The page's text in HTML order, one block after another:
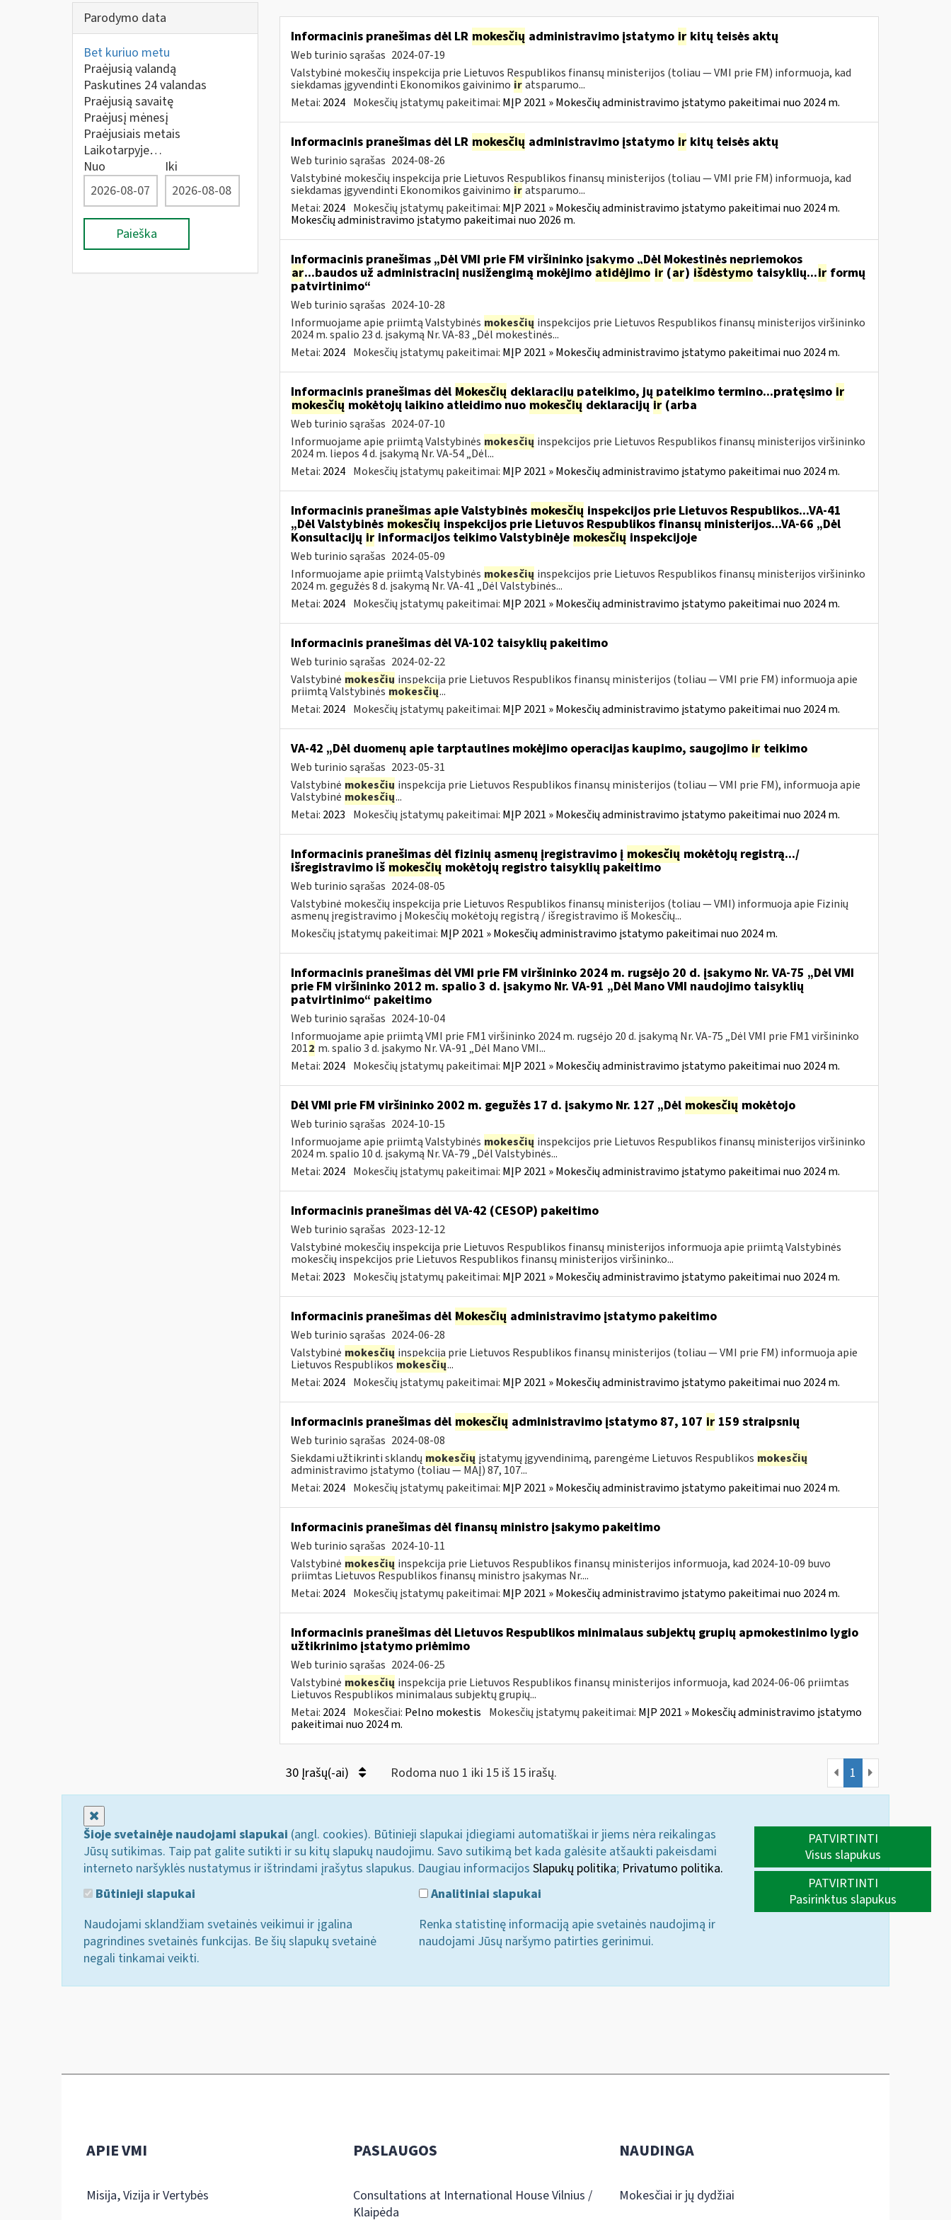
Parodymo data
Bet kuriuo metu
Praėjusią valandą
Paskutines 24 valandas
Praėjusią savaitę
Praėjusį mėnesį
Praėjusiais metais
Laikotarpyje…
Nuo
Iki
Paieška
Informacinis pranešimas dėl LR mokesčių administravimo įstatymo irkitų teisės aktų
Web turinio sąrašas 2024-07-19
Valstybinė mokesčių inspekcija prie Lietuvos Respublikos finansų ministerijos (toliau — VMI prie FM) informuoja, kad
siekdamas įgyvendinti Ekonomikos gaivinimo ir atsparumo...
Metai: 2024 Mokesčių įstatymų pakeitimai: MĮP 2021 » Mokesčių administravimo įstatymo pakeitimai nuo 2024 m.
Informacinis pranešimas dėl LR mokesčių administravimo įstatymo irkitų teisės aktų
Web turinio sąrašas 2024-08-26
Valstybinė mokesčių inspekcija prie Lietuvos Respublikos finansų ministerijos (toliau — VMI prie FM) informuoja, kad
siekdamas įgyvendinti Ekonomikos gaivinimo ir atsparumo...
Metai: 2024 Mokesčių įstatymų pakeitimai: MĮP 2021 » Mokesčių administravimo įstatymo pakeitimai nuo 2024 m.
Mokesčių administravimo įstatymo pakeitimai nuo 2026 m.
Informacinis pranešimas „Dėl VMI prie FM viršininko įsakymo „Dėl Mokestinės nepriemokos
ar...baudos už administracinį nusižengimą mokėjimo atidėjimo ir(ar) išdėstymo taisyklių...irformų
patvirtinimo“
Web turinio sąrašas 2024-10-28
Informuojame apie priimtą Valstybinės mokesčių inspekcijos prie Lietuvos Respublikos finansų ministerijos viršininko
2024 m. spalio 23 d. įsakymą Nr. VA-83 „Dėl mokestinės...
Metai: 2024 Mokesčių įstatymų pakeitimai: MĮP 2021 » Mokesčių administravimo įstatymo pakeitimai nuo 2024 m.
Informacinis pranešimas dėl Mokesčių deklaracijų pateikimo, jų pateikimo termino...pratęsimo ir
mokesčių mokėtojų laikino atleidimo nuo mokesčių deklaracijų ir(arba
Web turinio sąrašas 2024-07-10
Informuojame apie priimtą Valstybinės mokesčių inspekcijos prie Lietuvos Respublikos finansų ministerijos viršininko
2024 m. liepos 4 d. įsakymą Nr. VA-54 „Dėl...
Metai: 2024 Mokesčių įstatymų pakeitimai: MĮP 2021 » Mokesčių administravimo įstatymo pakeitimai nuo 2024 m.
Informacinis pranešimas apie Valstybinės mokesčių inspekcijos prie Lietuvos Respublikos...VA-41
„Dėl Valstybinės mokesčių inspekcijos prie Lietuvos Respublikos finansų ministerijos...VA-66 „Dėl
Konsultacijų irinformacijos teikimo Valstybinėje mokesčių inspekcijoje
Web turinio sąrašas 2024-05-09
Informuojame apie priimtą Valstybinės mokesčių inspekcijos prie Lietuvos Respublikos finansų ministerijos viršininko
2024 m. gegužės 8 d. įsakymą Nr. VA-41 „Dėl Valstybinės...
Metai: 2024 Mokesčių įstatymų pakeitimai: MĮP 2021 » Mokesčių administravimo įstatymo pakeitimai nuo 2024 m.
Informacinis pranešimas dėl VA-102 taisyklių pakeitimo
Web turinio sąrašas 2024-02-22
Valstybinė mokesčių inspekcija prie Lietuvos Respublikos finansų ministerijos (toliau ― VMI prie FM) informuoja apie
priimtą Valstybinėsmokesčių...
Metai: 2024 Mokesčių įstatymų pakeitimai: MĮP 2021 » Mokesčių administravimo įstatymo pakeitimai nuo 2024 m.
VA-42 „Dėl duomenų apie tarptautines mokėjimo operacijas kaupimo, saugojimo irteikimo
Web turinio sąrašas 2023-05-31
Valstybinė mokesčių inspekcija prie Lietuvos Respublikos finansų ministerijos (toliau ― VMI prie FM), informuoja apie
Valstybinė mokesčių...
Metai: 2023 Mokesčių įstatymų pakeitimai: MĮP 2021 » Mokesčių administravimo įstatymo pakeitimai nuo 2024 m.
Informacinis pranešimas dėl fizinių asmenų įregistravimo į mokesčių mokėtojų registrą.../
išregistravimo iš mokesčių mokėtojų registro taisyklių pakeitimo
Web turinio sąrašas 2024-08-05
Valstybinė mokesčių inspekcija prie Lietuvos Respublikos finansų ministerijos (toliau — VMI) informuoja apie Fizinių
asmenų įregistravimo į Mokesčių mokėtojų registrą / išregistravimo iš Mokesčių...
Mokesčių įstatymų pakeitimai: MĮP 2021 » Mokesčių administravimo įstatymo pakeitimai nuo 2024 m.
Informacinis pranešimas dėl VMI prie FM viršininko 2024 m. rugsėjo 20 d. įsakymo Nr. VA-75 „Dėl VMI
prie FM viršininko 2012 m. spalio 3 d. įsakymo Nr. VA-91 „Dėl Mano VMI naudojimo taisyklių
patvirtinimo“ pakeitimo
Web turinio sąrašas 2024-10-04
Informuojame apie priimtą VMI prie FM1 viršininko 2024 m. rugsėjo 20 d. įsakymą Nr. VA-75 „Dėl VMI prie FM1 viršininko
2012 m. spalio 3 d. įsakymo Nr. VA-91 „Dėl Mano VMI...
Metai: 2024 Mokesčių įstatymų pakeitimai: MĮP 2021 » Mokesčių administravimo įstatymo pakeitimai nuo 2024 m.
Dėl VMI prie FM viršininko 2002 m. gegužės 17 d. įsakymo Nr. 127 „Dėl mokesčių mokėtojo
Web turinio sąrašas 2024-10-15
Informuojame apie priimtą Valstybinės mokesčių inspekcijos prie Lietuvos Respublikos finansų ministerijos viršininko
2024 m. spalio 10 d. įsakymą Nr. VA-79 „Dėl Valstybinės...
Metai: 2024 Mokesčių įstatymų pakeitimai: MĮP 2021 » Mokesčių administravimo įstatymo pakeitimai nuo 2024 m.
Informacinis pranešimas dėl VA-42 (CESOP) pakeitimo
Web turinio sąrašas 2023-12-12
Valstybinė mokesčių inspekcija prie Lietuvos Respublikos finansų ministerijos informuoja apie priimtą Valstybinės
mokesčių inspekcijos prie Lietuvos Respublikos finansų ministerijos viršininko...
Metai: 2023 Mokesčių įstatymų pakeitimai: MĮP 2021 » Mokesčių administravimo įstatymo pakeitimai nuo 2024 m.
Informacinis pranešimas dėl Mokesčių administravimo įstatymo pakeitimo
Web turinio sąrašas 2024-06-28
Valstybinė mokesčių inspekcija prie Lietuvos Respublikos finansų ministerijos (toliau — VMI prie FM) informuoja apie
Lietuvos Respublikosmokesčių...
Metai: 2024 Mokesčių įstatymų pakeitimai: MĮP 2021 » Mokesčių administravimo įstatymo pakeitimai nuo 2024 m.
Informacinis pranešimas dėl mokesčių administravimo įstatymo 87, 107 ir159 straipsnių
Web turinio sąrašas 2024-08-08
Siekdami užtikrinti sklandų mokesčių įstatymų įgyvendinimą, parengėme Lietuvos Respublikos mokesčių
administravimo įstatymo (toliau — MAĮ) 87, 107...
Metai: 2024 Mokesčių įstatymų pakeitimai: MĮP 2021 » Mokesčių administravimo įstatymo pakeitimai nuo 2024 m.
Informacinis pranešimas dėl finansų ministro įsakymo pakeitimo
Web turinio sąrašas 2024-10-11
Valstybinė mokesčių inspekcija prie Lietuvos Respublikos finansų ministerijos informuoja, kad 2024-10-09 buvo
priimtas Lietuvos Respublikos finansų ministro įsakymas Nr....
Metai: 2024 Mokesčių įstatymų pakeitimai: MĮP 2021 » Mokesčių administravimo įstatymo pakeitimai nuo 2024 m.
Informacinis pranešimas dėl Lietuvos Respublikos minimalaus subjektų grupių apmokestinimo lygio
užtikrinimo įstatymo priėmimo
Web turinio sąrašas 2024-06-25
Valstybinė mokesčių inspekcija prie Lietuvos Respublikos finansų ministerijos informuoja, kad 2024-06-06 priimtas
Lietuvos Respublikos minimalaus subjektų grupių...
Metai: 2024 Mokesčiai: Pelno mokestis Mokesčių įstatymų pakeitimai: MĮP 2021 » Mokesčių administravimo įstatymo
pakeitimai nuo 2024 m.
30 Įrašų(-ai) Rodoma nuo 1 iki 15 iš 15 irašų. 1
Šioje svetainėje naudojami slapukai (angl. cookies). Būtinieji slapukai įdiegiami automatiškai ir jiems nėra reikalingas
Jūsų sutikimas. Taip pat galite sutikti ir su kitų slapukų naudojimu. Savo sutikimą bet kada galėsite atšaukti pakeisdami
interneto naršyklės nustatymus ir ištrindami įrašytus slapukus. Daugiau informacijos Slapukų politika; Privatumo politika.
Būtinieji slapukai
Naudojami sklandžiam svetainės veikimui ir įgalina
pagrindines svetainės funkcijas. Be šių slapukų svetainė
negali tinkamai veikti.
Analitiniai slapukai
Renka statistinę informaciją apie svetainės naudojimą ir
naudojami Jūsų naršymo patirties gerinimui.
PATVIRTINTI
Visus slapukus
PATVIRTINTI
Pasirinktus slapukus
APIE VMI
Misija, Vizija ir Vertybės
PASLAUGOS
Consultations at International House Vilnius /
Klaipėda
NAUDINGA
Mokesčiai ir jų dydžiai